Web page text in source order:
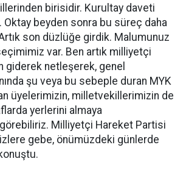
birisidir. Kurultay daveti
Oktay beyden sonra bu süreç daha
son düzlüğe girdik. Malumunuz
var. Ben artık milliyetçi
giderek netleşerek, genel
şu veya bu sebeple duran MYK
üyelerimizin, milletvekillerimizin de
yerlerini almaya
görebiliriz. Milliyetçi Hareket Partisi
gebe, önümüzdeki günlerde